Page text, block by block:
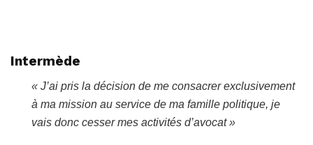
Intermède
« J’ai pris la décision de me consacrer exclusivement
à ma mission au service de ma famille politique, je
vais donc cesser mes activités d’avocat »